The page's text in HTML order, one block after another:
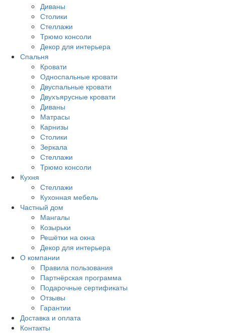
Диваны
Столики
Стеллажи
Трюмо консоли
Декор для интерьера
Спальня
Кровати
Односпальные кровати
Двуспальные кровати
Двухъярусные кровати
Диваны
Матрасы
Карнизы
Столики
Зеркала
Стеллажи
Трюмо консоли
Кухня
Стеллажи
Кухонная мебель
Частный дом
Мангалы
Козырьки
Решётки на окна
Декор для интерьера
О компании
Правила пользования
Партнёрская программа
Подарочные сертификаты
Отзывы
Гарантии
Доставка и оплата
Контакты